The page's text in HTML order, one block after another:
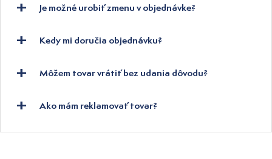
Je možné urobiť zmenu v objednávke?
Kedy mi doručia objednávku?
Môžem tovar vrátiť bez udania dôvodu?
Ako mám reklamovať tovar?